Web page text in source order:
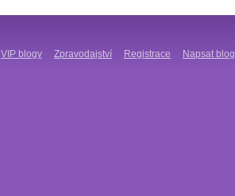
VIP blogy Zpravodajství Registrace Napsat blog